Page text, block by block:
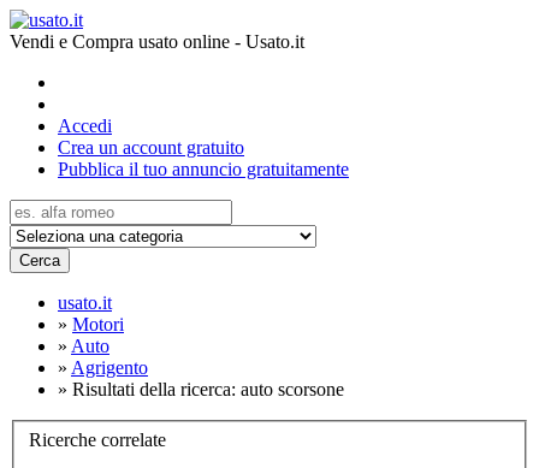
Vendi e Compra usato online - Usato.it
Accedi
Crea un account gratuito
Pubblica il tuo annuncio gratuitamente
Cerca
usato.it
» Motori
» Auto
» Agrigento
» Risultati della ricerca: auto scorsone
Ricerche correlate